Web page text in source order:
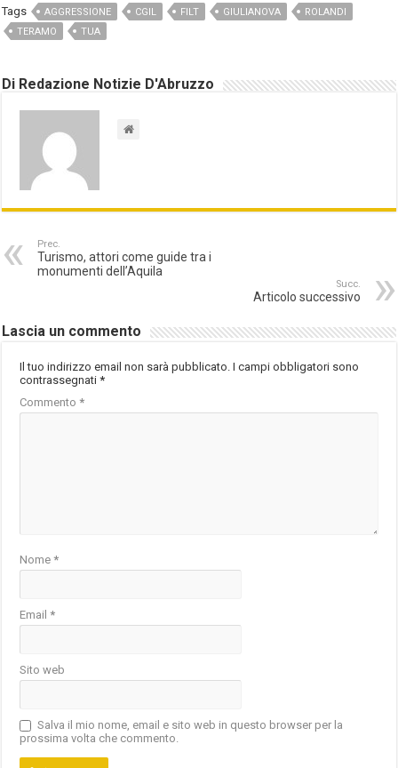
Tags AGGRESSIONE CGIL FILT GIULIANOVA
ROLANDI
TERAMO
TUA
Di Redazione Notizie D'Abruzzo
Prec.
Turismo, attori come guide tra i
monumenti dell’Aquila
Succ.
Articolo successivo
Lascia un commento
Il tuo indirizzo email non sarà pubblicato. I campi obbligatori sono
contrassegnati*
Commento*
Nome*
Email*
Sito web
Salva il mio nome, email e sito web in questo browser per la
prossima volta che commento.